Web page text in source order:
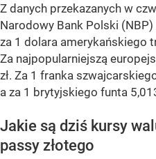
Z danych przekazanych w
Narodowy Bank Polski
za 1 dolara amerykańskiego
Za najpopularniejszą
zł. Za 1 franka
a za 1 brytyjskiego funta
Jakie są dziś kursy
passy złotego